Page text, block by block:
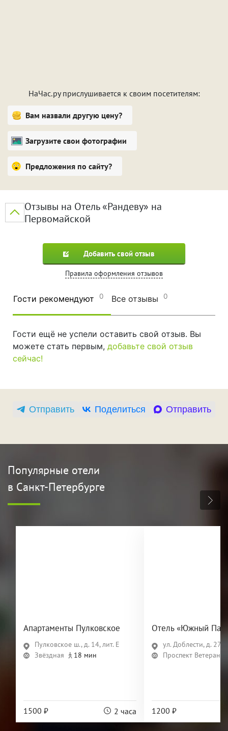
НаЧас.ру прислушивается к своим посетителям:
Вам назвали другую цену?
Загрузите свои фотографии
Предложения по сайту?
Отзывы на Отель «Рандеву» на
Первомайской
Добавить свой отзыв
Правила оформления отзывов
Гости рекомендуют 0 Все отзывы 0
Гости ещё не успели оставить свой отзыв. Вы
можете стать первым, добавьте свой отзыв
сейчас!
Отправить Поделиться Отправить
Популярные отели
в Санкт-Петербурге
Апартаменты Пулковское
Пулковское ш., д. 14, лит. Е
Звёздная
18 мин
1500 ₽ 2 часа
Отель «Южный
ул. Доблести, д. 27,
Проспект Ветеранов
1200 ₽